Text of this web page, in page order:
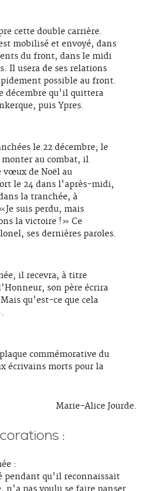
cette double carrière.
mobilisé et envoyé, dans
du front, dans le midi
Il usera de ses relations
possible au front.
décembre qu'il quittera
puis Ypres.
le 22 décembre; le
au combat, il
vœux de Noël au
le 24 dans l'après-midi,
la tranchée, à
suis perdu, mais
la victoire !» Ce
ses dernières paroles.
il recevra, à titre
son père écrira
qu'est-ce que cela
commémorative du
écrivains morts pour la
Marie-Alice Jourde.
:
:
pendant qu'il reconnaissait